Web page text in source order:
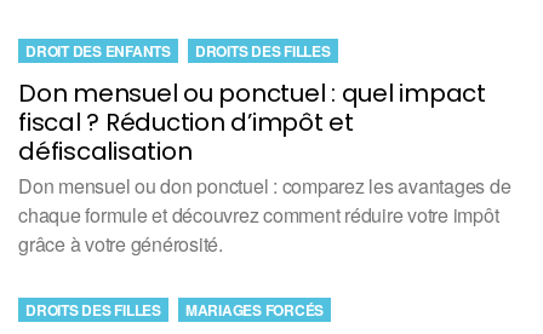
Don mensuel ou ponctuel : quel impact
fiscal ? Réduction d’impôt et
défiscalisation
DROIT DES ENFANTS DROITS DES FILLES
Don mensuel ou don ponctuel : comparez les avantages de
chaque formule et découvrez comment réduire votre impôt
grâce à votre générosité.
DROITS DES FILLES MARIAGES FORCÉS